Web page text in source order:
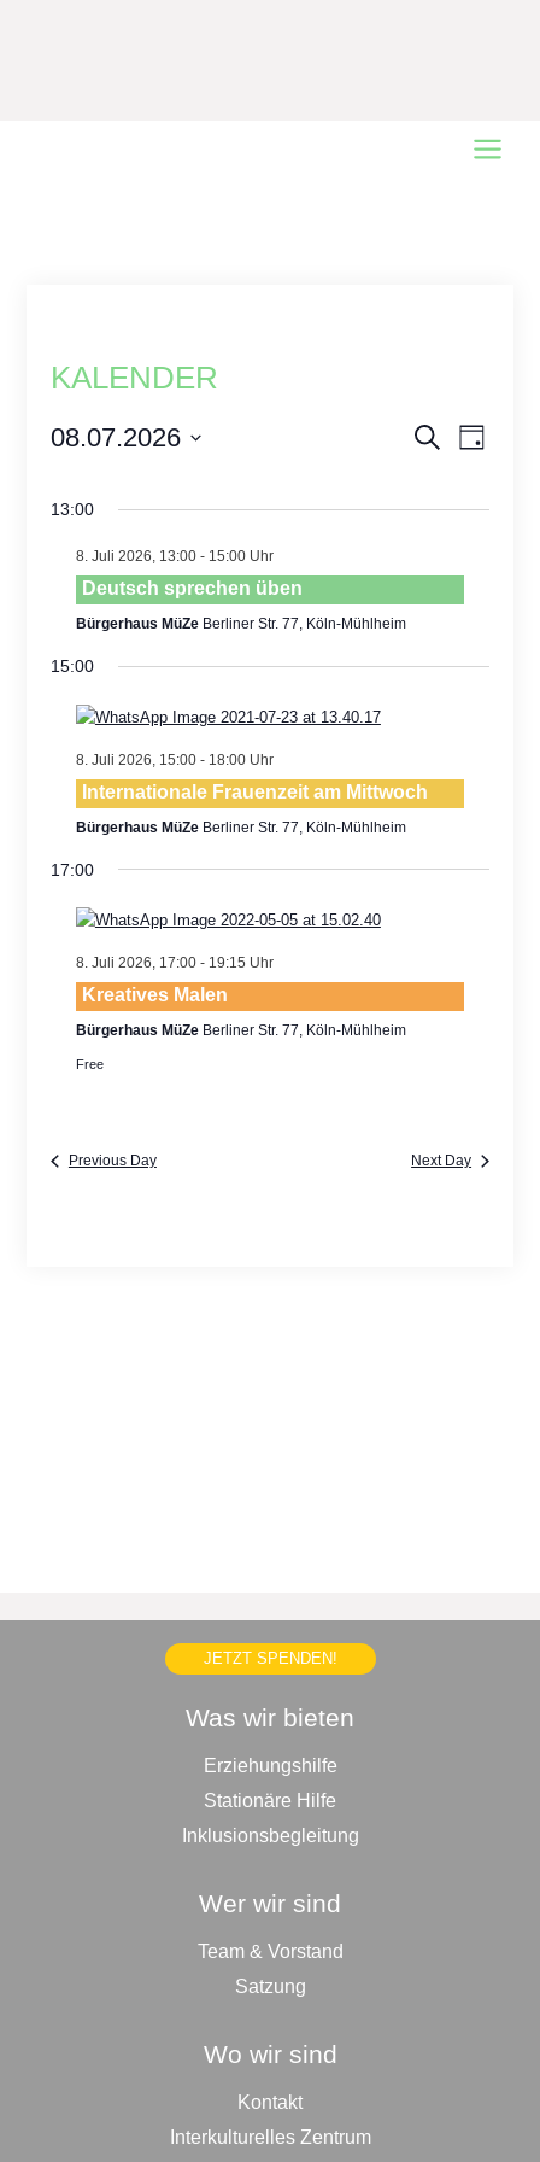
Main
KALENDER
Events
and
Search Event
Day
08.07.2026
13:00
8. Juli 2026, 13:00- 15:00
Deutsch sprechen üben
Bürgerhaus MüZe Berliner Str. 77, Köln-Mühlheim
15:00
8. Juli 2026, 15:00- 18:00
Internationale Frauenzeit am Mittwoch
Bürgerhaus MüZe Berliner Str. 77, Köln-Mühlheim
17:00
8. Juli 2026, 17:00- 19:15
Kreatives Malen
Bürgerhaus MüZe Berliner Str. 77, Köln-Mühlheim
Free
Previous Day Next Day
JETZT SPENDEN!
Was wir bieten
Erziehungshilfe
Stationäre Hilfe
Inklusionsbegleitung
Wer wir sind
Team & Vorstand
Satzung
Wo wir sind
Kontakt
Interkulturelles Zentrum